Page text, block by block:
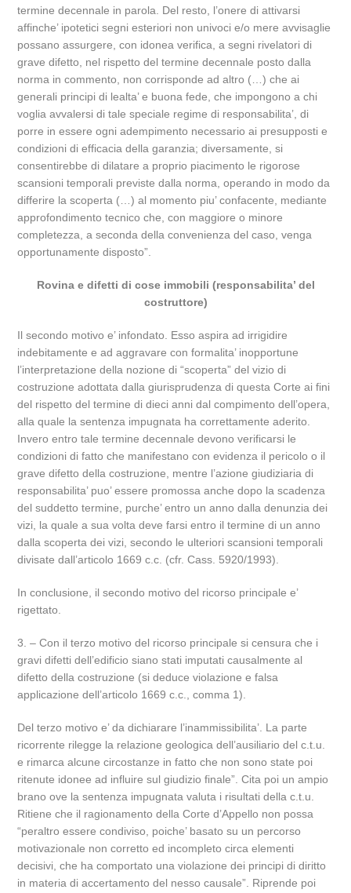
termine decennale in parola. Del resto, l’onere di attivarsi
affinche’ ipotetici segni esteriori non univoci e/o mere avvisaglie
possano assurgere, con idonea verifica, a segni rivelatori di
grave difetto, nel rispetto del termine decennale posto dalla
norma in commento, non corrisponde ad altro (…) che ai
generali principi di lealta’ e buona fede, che impongono a chi
voglia avvalersi di tale speciale regime di responsabilita’, di
porre in essere ogni adempimento necessario ai presupposti e
condizioni di efficacia della garanzia; diversamente, si
consentirebbe di dilatare a proprio piacimento le rigorose
scansioni temporali previste dalla norma, operando in modo da
differire la scoperta (…) al momento piu’ confacente, mediante
approfondimento tecnico che, con maggiore o minore
completezza, a seconda della convenienza del caso, venga
opportunamente disposto”.
Rovina e difetti di cose immobili (responsabilita’ del
costruttore)
Il secondo motivo e’ infondato. Esso aspira ad irrigidire
indebitamente e ad aggravare con formalita’ inopportune
l’interpretazione della nozione di “scoperta” del vizio di
costruzione adottata dalla giurisprudenza di questa Corte ai fini
del rispetto del termine di dieci anni dal compimento dell’opera,
alla quale la sentenza impugnata ha correttamente aderito.
Invero entro tale termine decennale devono verificarsi le
condizioni di fatto che manifestano con evidenza il pericolo o il
grave difetto della costruzione, mentre l’azione giudiziaria di
responsabilita’ puo’ essere promossa anche dopo la scadenza
del suddetto termine, purche’ entro un anno dalla denunzia dei
vizi, la quale a sua volta deve farsi entro il termine di un anno
dalla scoperta dei vizi, secondo le ulteriori scansioni temporali
divisate dall’articolo 1669 c.c. (cfr. Cass. 5920/1993).
In conclusione, il secondo motivo del ricorso principale e’
rigettato.
3. – Con il terzo motivo del ricorso principale si censura che i
gravi difetti dell’edificio siano stati imputati causalmente al
difetto della costruzione (si deduce violazione e falsa
applicazione dell’articolo 1669 c.c., comma 1).
Del terzo motivo e’ da dichiarare l’inammissibilita’. La parte
ricorrente rilegge la relazione geologica dell’ausiliario del c.t.u.
e rimarca alcune circostanze in fatto che non sono state poi
ritenute idonee ad influire sul giudizio finale”. Cita poi un ampio
brano ove la sentenza impugnata valuta i risultati della c.t.u.
Ritiene che il ragionamento della Corte d’Appello non possa
“peraltro essere condiviso, poiche’ basato su un percorso
motivazionale non corretto ed incompleto circa elementi
decisivi, che ha comportato una violazione dei principi di diritto
in materia di accertamento del nesso causale”. Riprende poi